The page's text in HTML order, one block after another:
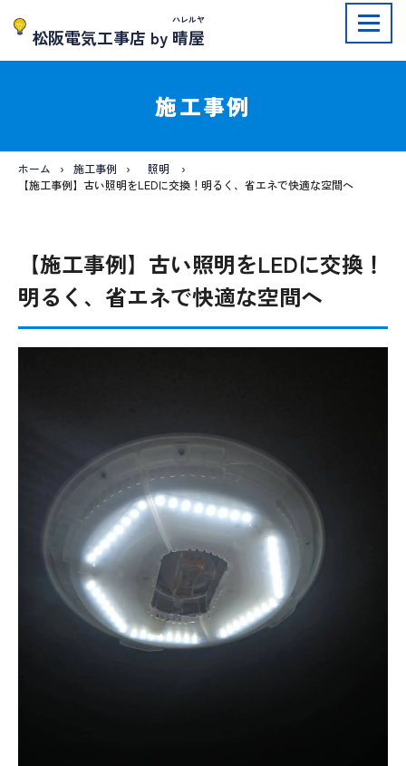
松阪電気工事店 by 晴屋
ハレルヤ
施工事例
ホーム 施工事例
照明
【施工事例】古い照明をLEDに交換！明るく、省エネで快適な空間へ
【施工事例】古い照明をLEDに交換！
明るく、省エネで快適な空間へ